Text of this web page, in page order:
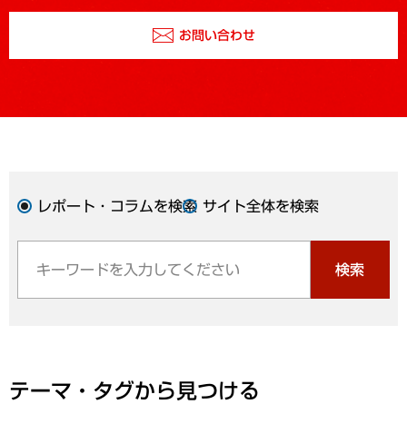
お問い合わせ
レポート・コラムを検索 サイト全体を検索
検索
テーマ・タグから見つける